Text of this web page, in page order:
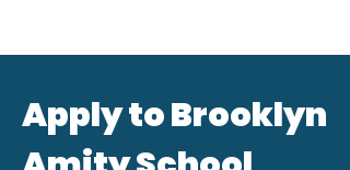
Apply to Brooklyn